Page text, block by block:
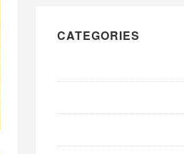
CATEGORIES